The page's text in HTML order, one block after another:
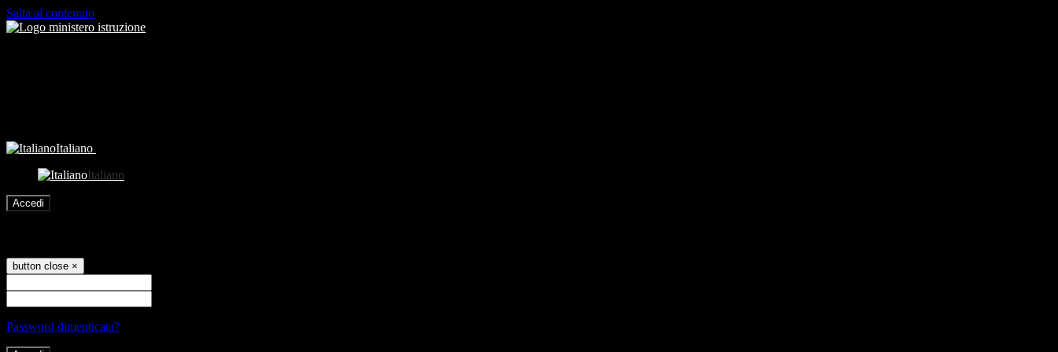
Salta al contenuto
Italiano
Italiano
Accedi
button close ×
Password dimenticata?